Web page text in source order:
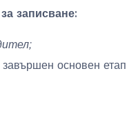
записване:
основен